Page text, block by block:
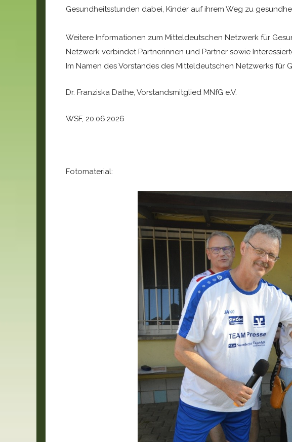
Gesundheitsstunden dabei, Kinder auf ihrem Weg zu
Weitere Informationen zum Mitteldeutschen Netzwerk für
Netzwerk verbindet Partnerinnen und Partner sowie
Im Namen des Vorstandes des Mitteldeutschen Netzwerks für
Dr. Franziska Dathe, Vorstandsmitglied MNfG e.V.
WSF, 20.06.2026
Fotomaterial: